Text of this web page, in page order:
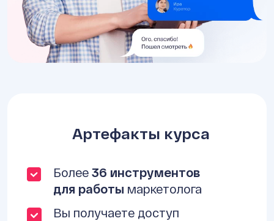
Артефакты курса
Более36 инструментов
для работы маркетолога
Вы получаете доступ